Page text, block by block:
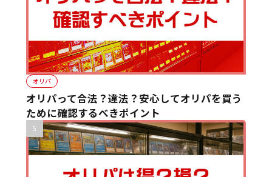
オリパ
オリパって合法？違法？安心してオリパを買う
ために確認するべきポイント